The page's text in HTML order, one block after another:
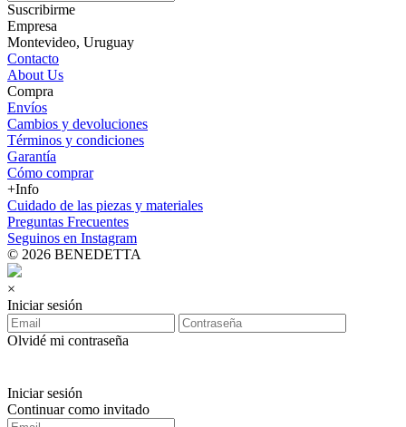
Suscribirme
Empresa
Montevideo, Uruguay
Contacto
About Us
Compra
Envíos
Cambios y devoluciones
Términos y condiciones
Garantía
Cómo comprar
+Info
Cuidado de las piezas y materiales
Preguntas Frecuentes
Seguinos en Instagram
© 2026 BENEDETTA
×
Iniciar sesión
Olvidé mi contraseña
Iniciar sesión
Continuar como invitado